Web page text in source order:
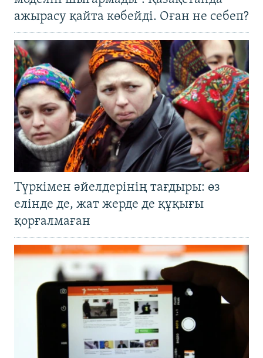
ажырасу қайта көбейді. Оған не себеп?
Түркімен әйелдерінің тағдыры: өз
елінде де, жат жерде де құқығы
қорғалмаған